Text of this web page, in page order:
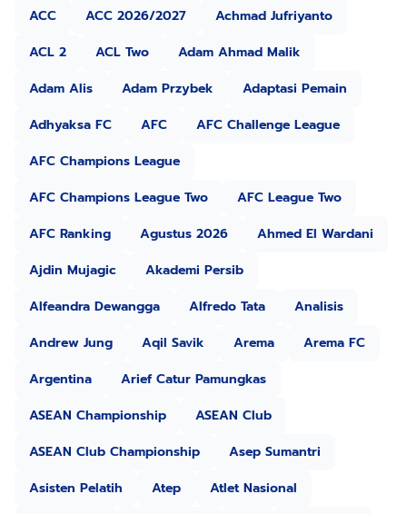
ACC ACC 2026/2027
Achmad Jufriyanto
ACL 2
ACL Two
Adam Ahmad Malik
Adam Alis
Adam Przybek
Adaptasi Pemain
Adhyaksa FC
AFC
AFC Challenge League
AFC Champions League
AFC Champions League Two
AFC League Two
AFC Ranking
Agustus 2026
Ahmed El Wardani
Ajdin Mujagic
Akademi Persib
Alfeandra Dewangga
Alfredo Tata
Analisis
Andrew Jung
Aqil Savik Arema
Arema FC
Argentina
Arief Catur Pamungkas
ASEAN Championship
ASEAN Club
ASEAN Club Championship
Asep Sumantri
Asisten Pelatih
Atep
Atlet Nasional